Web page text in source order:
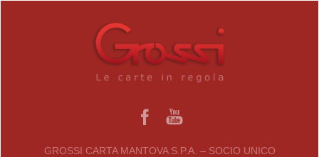
GROSSI CARTA MANTOVA S.P.A. – SOCIO UNICO